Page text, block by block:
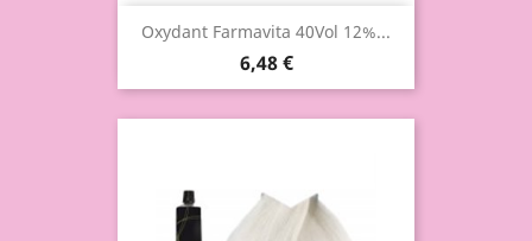
Oxydant Farmavita 40Vol 12%...
6,48 €